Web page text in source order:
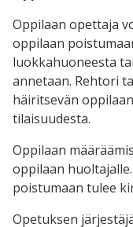
Oppilaan opettaja
oppilaan
luokkahuoneesta
annetaan. Rehtori
häiritsevän
tilaisuudesta.
Oppilaan
oppilaan
poistumaan tulee
Opetuksen